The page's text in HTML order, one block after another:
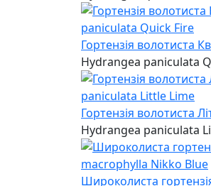
Гортензія волотиста
Hydrangea paniculata
Гортензія волотиста
Hydrangea paniculata
Широколиста